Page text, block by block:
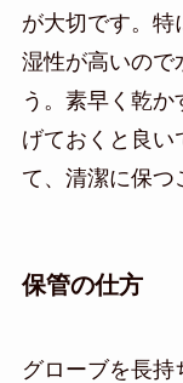
が大切です。特
湿性が高いので
う。素早く乾
げておくと良い
て、清潔に保つ
保管の仕方
グローブを長